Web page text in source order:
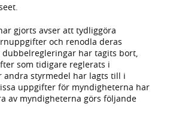
gjorts avser att tydliggöra
och renodla deras
har tagits bort,
som tidigare reglerats i
andra styrmedel har lagts till i
uppgifter för myndigheterna har
av myndigheterna görs följande